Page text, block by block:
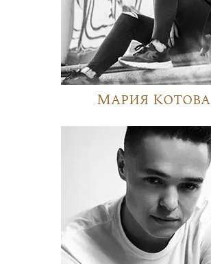
Мария Котова